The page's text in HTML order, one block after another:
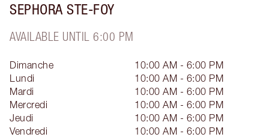
SEPHORA STE-FOY
AVAILABLE UNTIL 6:00 PM
Dimanche
10:00 AM - 6:00 PM
Lundi
10:00 AM - 6:00 PM
Mardi
10:00 AM - 6:00 PM
Mercredi
10:00 AM - 6:00 PM
Jeudi
10:00 AM - 6:00 PM
Vendredi
10:00 AM - 6:00 PM